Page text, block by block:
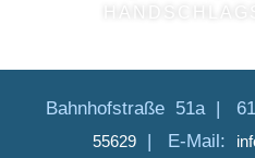
Bahnhofstraße 51a |
55629| E-Mail: